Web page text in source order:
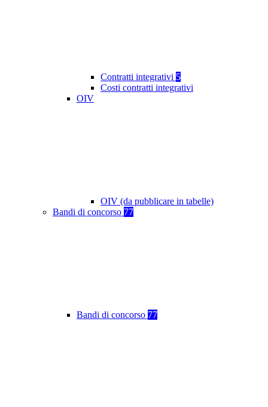
Contratti integrativi 5
Costi contratti integrativi
OIV
OIV (da pubblicare in tabelle)
Bandi di concorso 77
Bandi di concorso 77